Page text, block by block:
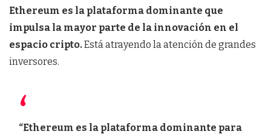
Ethereum es la plataforma dominante que
impulsa la mayor parte de la innovación en el
espacio cripto.Está atrayendo la atención de grandes
inversores.
“Ethereum es la plataforma dominante para